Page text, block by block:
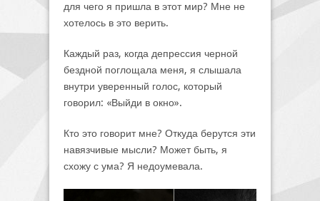
для чего я пришла в этот мир? Мне не
хотелось в это верить.
Каждый раз, когда депрессия черной
бездной поглощала меня, я слышала
внутри уверенный голос, который
говорил: «Выйди в окно».
Кто это говорит мне? Откуда берутся эти
навязчивые мысли? Может быть, я
схожу с ума? Я недоумевала.